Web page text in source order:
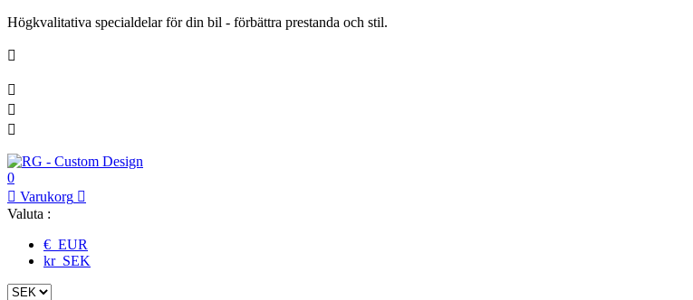
Högkvalitativa specialdelar för din bil - förbättra prestanda och stil.




0
 Varukorg 
Valuta :
€ EUR
kr SEK